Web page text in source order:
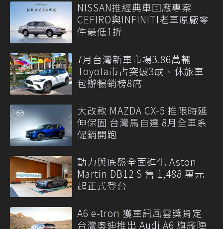
NISSAN推經典車回廠專案
CEFIRO與INFINITI老車原廠零
件最低1折
7月台灣新車市場3.86萬輛
Toyota市占突破3成、休旅車
包辦暢銷榜8席
大改款 MAZDA CX-5 推限時延
伸保固 台灣馬自達 8月全車系
促銷開跑
動力與底盤全面進化 Aston
Martin DB12 S 售 1,488 萬元
起正式登台
A6 e-tron 獲車訊風雲獎肯定
台灣奧迪推出 Audi A6 旗艦陣